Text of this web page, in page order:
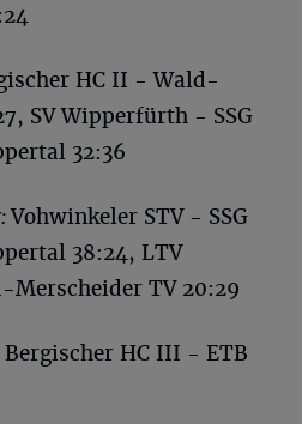
HC II - Wald-
SV Wipperfürth - SSG
32:36
Vohwinkeler STV - SSG
38:24, LTV
TV 20:29
Bergischer HC III - ETB